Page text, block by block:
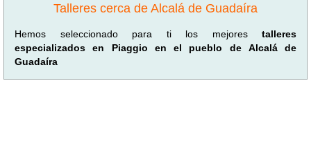
Talleres cerca de Alcalá de Guadaíra
Hemos seleccionado para ti los mejores talleres
especializados en Piaggio en el pueblo de Alcalá de
Guadaíra